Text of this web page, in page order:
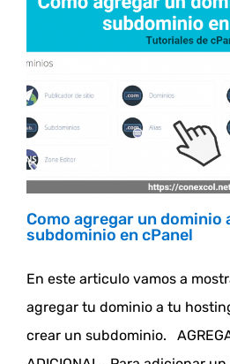
Como agregar un dominio
subdominio en cPanel
En este articulo vamos a
agregar tu dominio a tu
crear un subdominio.